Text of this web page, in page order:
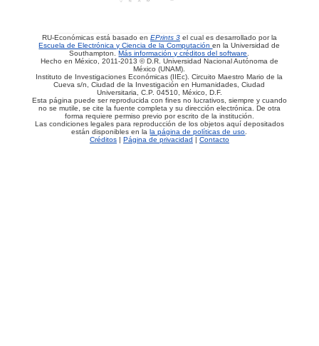
RU-Económicas está basado en EPrints 3 el cual es desarrollado por la
Escuela de Electrónica y Ciencia de la Computaciónen la Universidad de
Southampton.Más información y créditos del software.
Hecho en México, 2011-2013 © D.R. Universidad Nacional Autónoma de
México (UNAM).
Instituto de Investigaciones Económicas (IIEc). Circuito Maestro Mario de la
Cueva s/n, Ciudad de la Investigación en Humanidades, Ciudad
Universitaria, C.P. 04510, México, D.F.
Esta página puede ser reproducida con fines no lucrativos, siempre y cuando
no se mutile, se cite la fuente completa y su dirección electrónica. De otra
forma requiere permiso previo por escrito de la institución.
Las condiciones legales para reproducción de los objetos aquí depositados
están disponibles en lala página de políticas de uso.
Créditos| Página de privacidad | Contacto